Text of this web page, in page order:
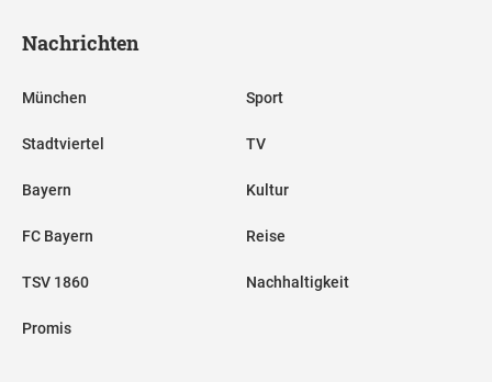
Nachrichten
München
Stadtviertel
Bayern
FC Bayern
TSV 1860
Promis
Sport
TV
Kultur
Reise
Nachhaltigkeit